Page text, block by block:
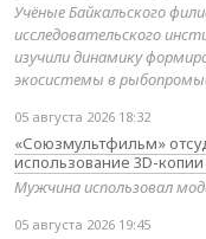
Учёные Байкальского
исследовательского
изучили динамику
экосистемы в
05 августа 2026 18:32
«Союзмультфильм»
использование 3D-
Мужчина использовал
05 августа 2026 19:45